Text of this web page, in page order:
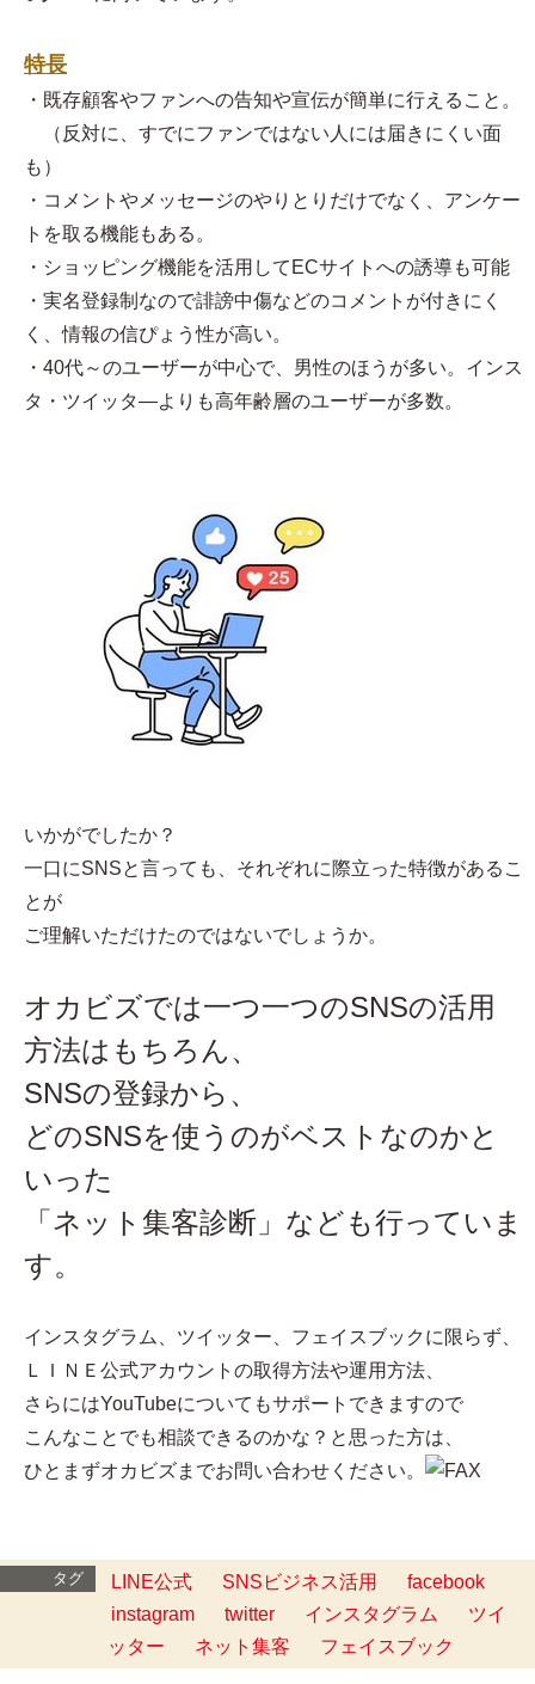
特長
・既存顧客やファンへの告知や宣伝が簡単に行えること。
（反対に、すでにファンではない人には届きにくい面
も）
・コメントやメッセージのやりとりだけでなく、アンケー
トを取る機能もある。
・ショッピング機能を活用してECサイトへの誘導も可能
・実名登録制なので誹謗中傷などのコメントが付きにく
く、情報の信ぴょう性が高い。
・40代～のユーザーが中心で、男性のほうが多い。インス
タ・ツイッタ―よりも高年齢層のユーザーが多数。
いかがでしたか？
一口にSNSと言っても、それぞれに際立った特徴があるこ
とが
ご理解いただけたのではないでしょうか。
オカビズでは一つ一つのSNSの活用
方法はもちろん、
SNSの登録から、
どのSNSを使うのがベストなのかと
いった
「ネット集客診断」なども行っていま
す。
インスタグラム、ツイッター、フェイスブックに限らず、
ＬＩＮＥ公式アカウントの取得方法や運用方法、
さらにはYouTubeについてもサポートできますので
こんなことでも相談できるのかな？と思った方は、
ひとまずオカビズまでお問い合わせください。
タグ LINE公式 SNSビジネス活用
facebook
instagram
twitter インスタグラム
ツイ
ッター
ネット集客 フェイスブック